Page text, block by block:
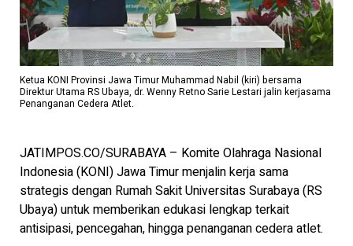
Ketua KONI Provinsi Jawa Timur Muhammad Nabil (kiri) bersama
Direktur Utama RS Ubaya, dr. Wenny Retno Sarie Lestari jalin kerjasama
Penanganan Cedera Atlet.
JATIMPOS.CO/SURABAYA – Komite Olahraga Nasional
Indonesia (KONI) Jawa Timur menjalin kerja sama
strategis dengan Rumah Sakit Universitas Surabaya (RS
Ubaya) untuk memberikan edukasi lengkap terkait
antisipasi, pencegahan, hingga penanganan cedera atlet.